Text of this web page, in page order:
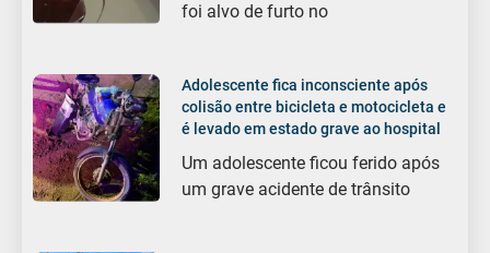
foi alvo de furto no
Adolescente fica inconsciente após
colisão entre bicicleta e motocicleta e
é levado em estado grave ao hospital
Um adolescente ficou ferido após
um grave acidente de trânsito